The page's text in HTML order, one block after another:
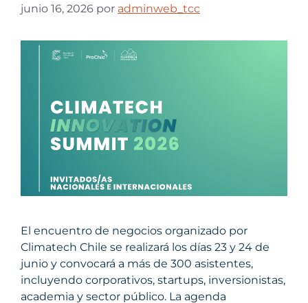
junio 16, 2026 por adminweb_tcc
El encuentro de negocios organizado por
Climatech Chile se realizará los días 23 y 24 de
junio y convocará a más de 300 asistentes,
incluyendo corporativos, startups, inversionistas,
academia y sector público. La agenda